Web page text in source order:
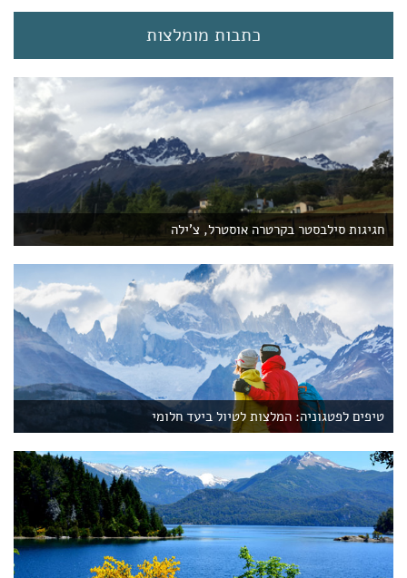
כתבות מומלצות
חגיגות סילבסטר בקרטרה אוסטרל, צ'ילה
טיפים לפטגוניה: המלצות לטיול ביעד חלומי